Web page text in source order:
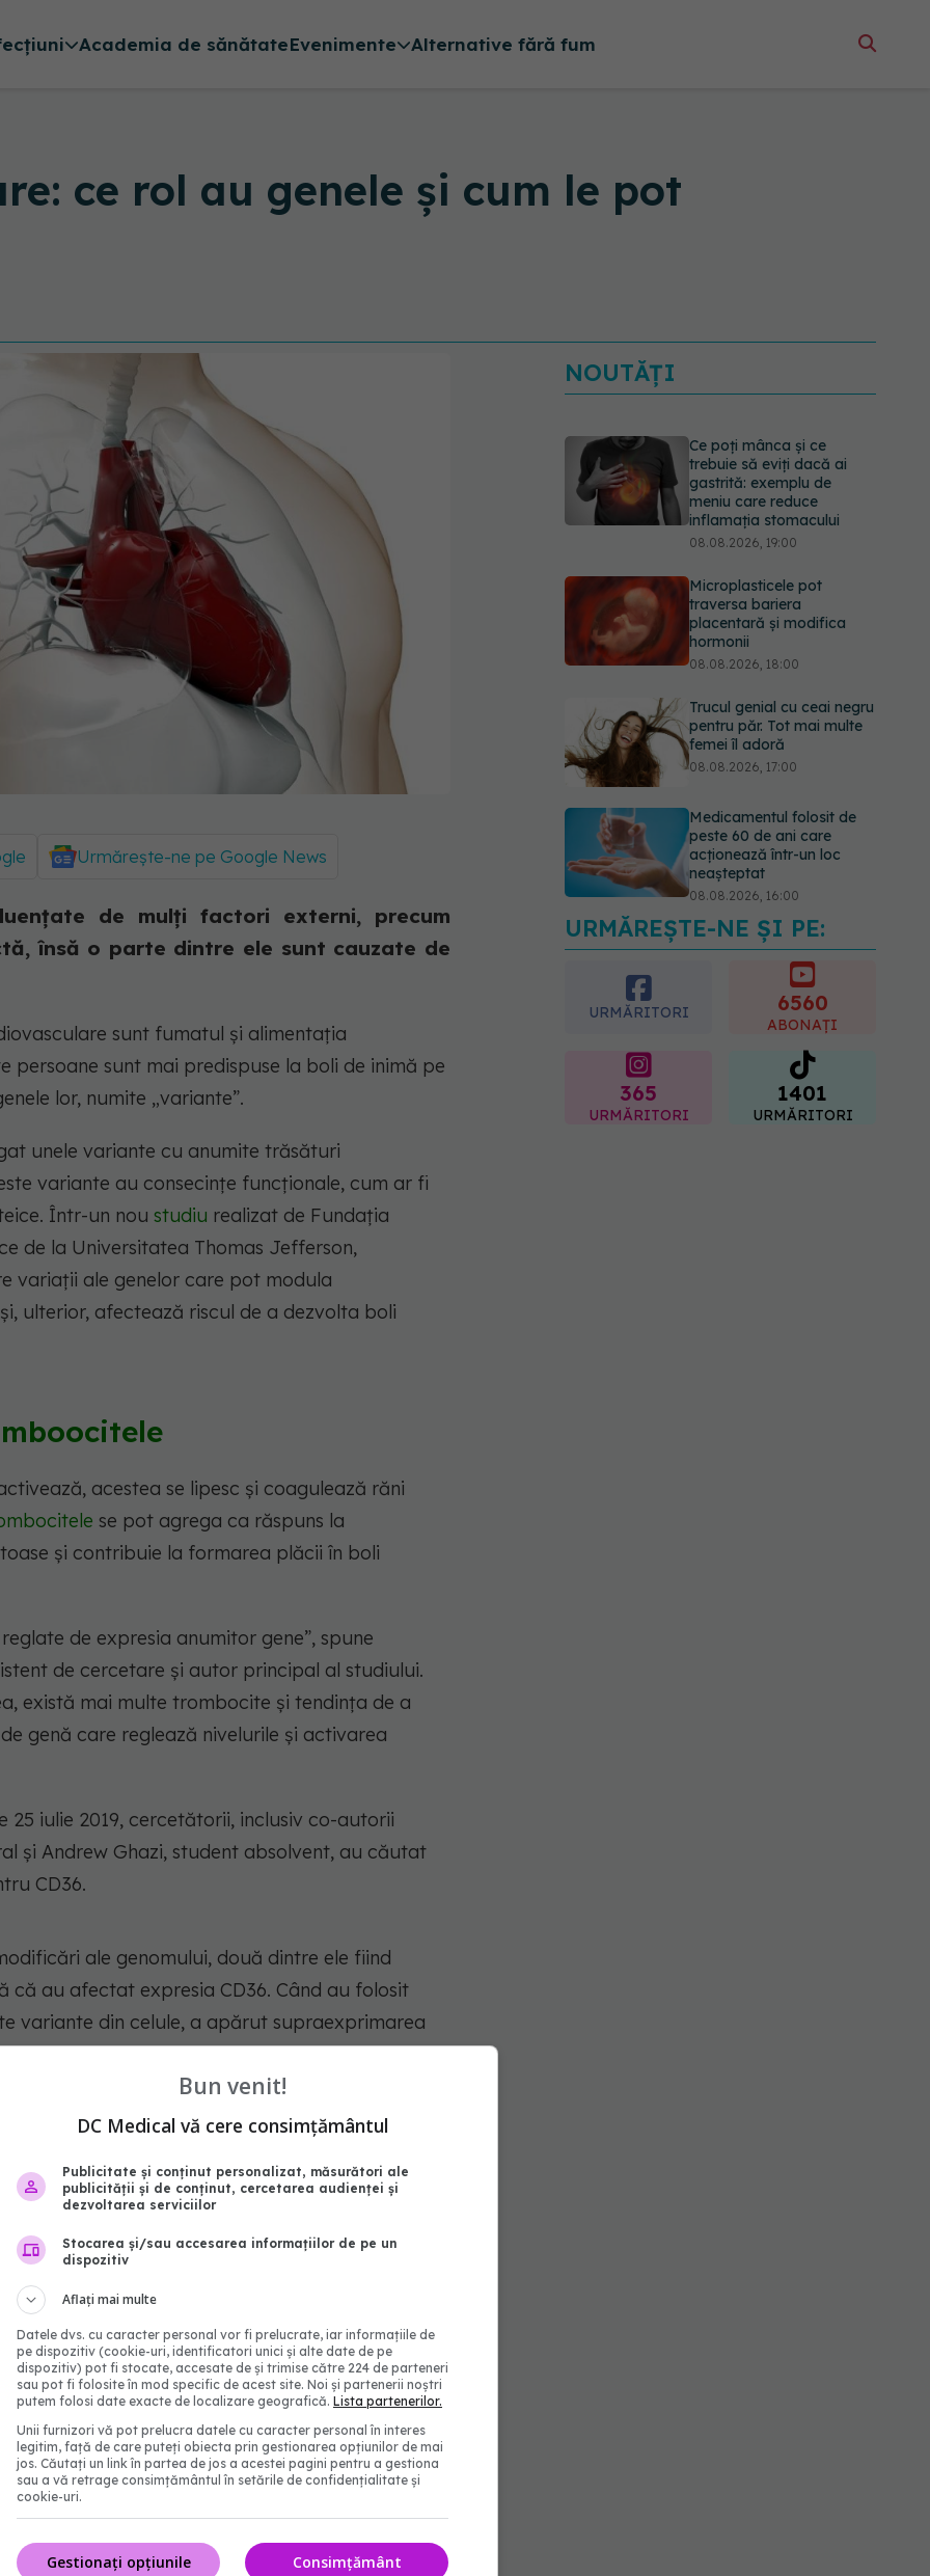
Academia de sănătateEvenimente Alternative fără fum
ce rol au genele și cum le pot
Urmărește-ne pe Google News
de mulți factori externi, precum
însă o parte dintre ele sunt cauzate de
sunt fumatul și alimentația
persoane sunt mai predispuse la boli de inimă pe
lor, numite „variante”.
unele variante cu anumite trăsături
variante au consecințe funcționale, cum ar fi
Într-un nou studiu realizat de Fundația
de la Universitatea Thomas Jefferson,
variații ale genelor care pot modula
ulterior, afectează riscul de a dezvolta boli
acestea se lipesc și coagulează răni
se pot agrega ca răspuns la
și contribuie la formarea plăcii în boli
de expresia anumitor gene”, spune
de cercetare și autor principal al studiului.
există mai multe trombocite și tendința de a
genă care reglează nivelurile și activarea
25 iulie 2019, cercetătorii, inclusiv co-autorii
și Andrew Ghazi, student absolvent, au căutat
CD36.
ale genomului, două dintre ele fiind
că au afectat expresia CD36. Când au folosit
variante din celule, a apărut supraexprimarea
risculuide boli
genetice pe care le-au identificat cercetătorii ar
CD36 și prin funcția trombocitară de
identifice la ce proteine se leagă variantele pe
spatele căruia poate regla expresia CD36.
ulterioară a variantelor genetice funcționale
„Acum efectuăm un studiu și mai
genetice, dintre care 150 sunt funcționale și
variante afectează funcția trombocitară”,
informa despre screeningul riscului genetic al
la dezvoltarea terapiilor țintite.
NOUTĂȚI
Ce poți mânca și ce
trebuie să eviți dacă ai
gastrită: exemplu de
meniu care reduce
inflamația stomacului
08.08.2026, 19:00
Microplasticele pot
traversa bariera
placentară și modifica
hormonii
08.08.2026, 18:00
Trucul genial cu ceai negru
pentru păr. Tot mai multe
femei îl adoră
08.08.2026, 17:00
Medicamentul folosit de
peste 60 de ani care
acționează într-un loc
neașteptat
08.08.2026, 16:00
Transpirații nocturne:
semnul ignorat care poate
ascunde probleme
serioase de sănătate
08.08.2026, 20:00
URMĂREȘTE-NE ȘI PE:
URMĂRITORI 6560
ABONAȚI
365
URMĂRITORI
1401
URMĂRITORI
Bun venit!
DC Medical vă cere consimțământul
Publicitate și conținut personalizat, măsurători ale
publicității și de conținut, cercetarea audienței și
dezvoltarea serviciilor
Stocarea și/sau accesarea informațiilor de pe un
dispozitiv
Aflați mai multe
Datele dvs. cu caracter personal vor fi prelucrate, iar informațiile de
pe dispozitiv (cookie-uri, identificatori unici și alte date de pe
dispozitiv) pot fi stocate, accesate de și trimise către 224 de parteneri
sau pot fi folosite în mod specific de acest site. Noi și partenerii noștri
putem folosi date exacte de localizare geografică. Lista partenerilor.
Unii furnizori vă pot prelucra datele cu caracter personal în interes
legitim, față de care puteți obiecta prin gestionarea opțiunilor de mai
jos. Căutați un link în partea de jos a acestei pagini pentru a gestiona
sau a vă retrage consimțământul în setările de confidențialitate și
cookie-uri.
Consimțământ
Gestionați opțiunile